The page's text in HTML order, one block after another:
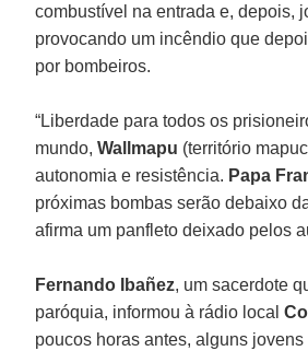
combustível na entrada e, depois,
provocando um incêndio que
por bombeiros.
“Liberdade para todos os
mundo,Wallmapu (território
autonomia e resistência. Papa
próximas bombas serão debaixo
afirma um panfleto deixado pelos
Fernando Ibañez, um sacerdote
paróquia, informou à rádio local
poucos horas antes, alguns jovens